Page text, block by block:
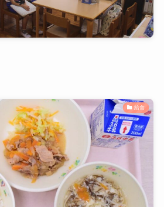
給食